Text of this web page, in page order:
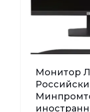
Монитор